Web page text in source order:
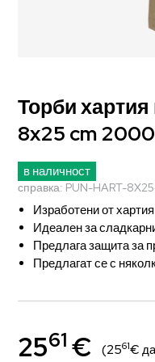
Торби
8x25 cm
в наличност
справка: PUN-HART-
Изработени от
Идеален за
Предлага защита за
Предлагат се с
2561 € (2561€